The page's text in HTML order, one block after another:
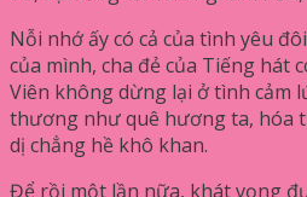
Nỗi nhớ ấy có cả của tình yêu
của mình, cha đẻ của Tiếng
Viên không dừng lại ở tình cảm
thương như quê hương ta, hóa
dị chẳng hề khô khan.
Để rồi một lần nữa, khát vọng